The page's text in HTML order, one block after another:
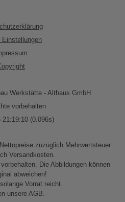
Einstellungen
Werkstätte - Althaus GmbH
vorbehalten
21:19:10 (0.096s)
zuzüglich Mehrwertsteuer
Versandkosten.
Die Abbildungen können
abweichen!
Vorrat reicht.
unsere AGB.